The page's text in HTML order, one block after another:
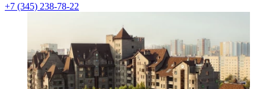
+7 (345) 238-78-22